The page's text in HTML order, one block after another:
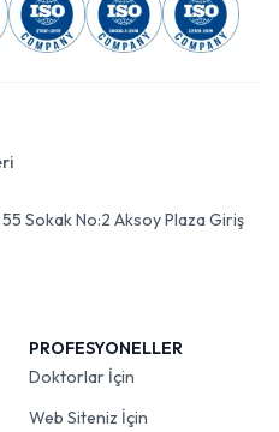
Sokak No:2 Aksoy Plaza Giriş
PROFESYONELLER
Doktorlar İçin
Web Siteniz İçin